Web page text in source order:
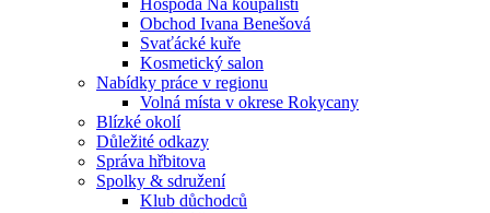
Hospoda Na koupališti
Obchod Ivana Benešová
Svaťácké kuře
Kosmetický salon
Nabídky práce v regionu
Volná místa v okrese Rokycany
Blízké okolí
Důležité odkazy
Správa hřbitova
Spolky & sdružení
Klub důchodců